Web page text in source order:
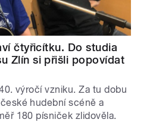
čtyřicítku. Do studia
Zlín si přišli popovídat
výročí vzniku. Za tu dobu
hudební scéně a
180 písniček zlidověla.